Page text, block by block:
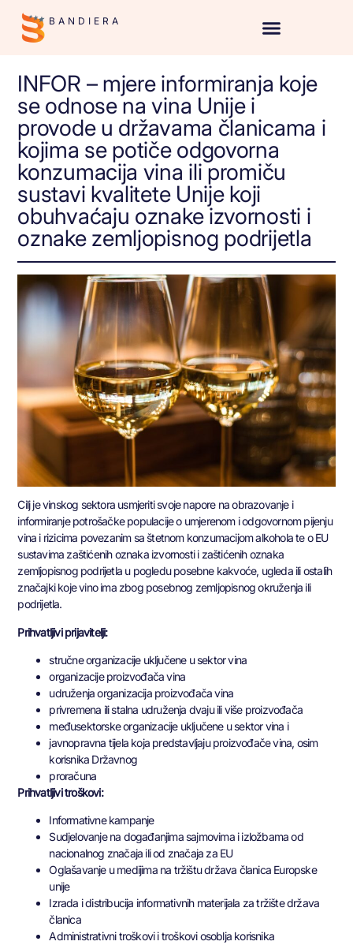
BANDIERA
INFOR – mjere informiranja koje
se odnose na vina Unije i
provode u državama članicama i
kojima se potiče odgovorna
konzumacija vina ili promiču
sustavi kvalitete Unije koji
obuhvaćaju oznake izvornosti i
oznake zemljopisnog podrijetla
Cilj je vinskog sektora usmjeriti svoje napore na obrazovanje i
informiranje potrošačke populacije o umjerenom i odgovornom pijenju
vina i rizicima povezanim sa štetnom konzumacijom alkohola te o EU
sustavima zaštićenih oznaka izvornosti i zaštićenih oznaka
zemljopisnog podrijetla u pogledu posebne kakvoće, ugleda ili ostalih
značajki koje vino ima zbog posebnog zemljopisnog okruženja ili
podrijetla.
Prihvatljivi prijavitelji:
stručne organizacije uključene u sektor vina
organizacije proizvođača vina
udruženja organizacija proizvođača vina
privremena ili stalna udruženja dvaju ili više proizvođača
međusektorske organizacije uključene u sektor vina i
javnopravna tijela koja predstavljaju proizvođače vina, osim
korisnika Državnog
proračuna
Prihvatljivi troškovi:
Informativne kampanje
Sudjelovanje na događanjima sajmovima i izložbama od
nacionalnog značaja ili od značaja za EU
Oglašavanje u medijima na tržištu država članica Europske
unije
Izrada i distribucija informativnih materijala za tržište država
članica
Administrativni troškovi i troškovi osoblja korisnika